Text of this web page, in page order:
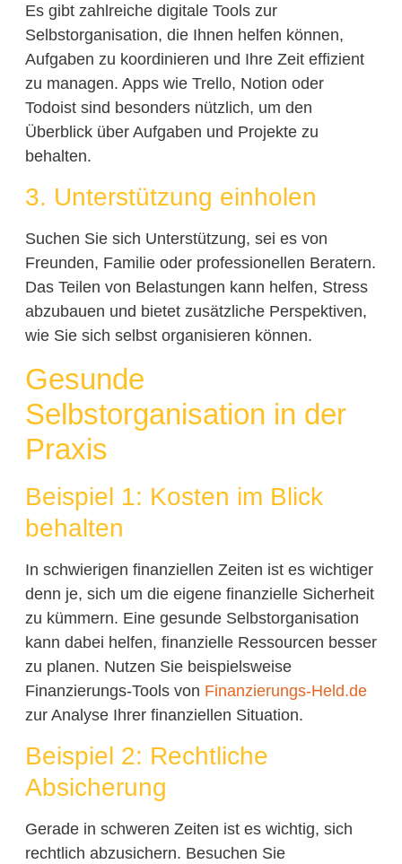
Es gibt zahlreiche digitale Tools zur
Selbstorganisation, die Ihnen helfen können,
Aufgaben zu koordinieren und Ihre Zeit effizient
zu managen. Apps wie Trello, Notion oder
Todoist sind besonders nützlich, um den
Überblick über Aufgaben und Projekte zu
behalten.
3. Unterstützung einholen
Suchen Sie sich Unterstützung, sei es von
Freunden, Familie oder professionellen Beratern.
Das Teilen von Belastungen kann helfen, Stress
abzubauen und bietet zusätzliche Perspektiven,
wie Sie sich selbst organisieren können.
Gesunde
Selbstorganisation in der
Praxis
Beispiel 1: Kosten im Blick
behalten
In schwierigen finanziellen Zeiten ist es wichtiger
denn je, sich um die eigene finanzielle Sicherheit
zu kümmern. Eine gesunde Selbstorganisation
kann dabei helfen, finanzielle Ressourcen besser
zu planen. Nutzen Sie beispielsweise
Finanzierungs-Tools von Finanzierungs-Held.de
zur Analyse Ihrer finanziellen Situation.
Beispiel 2: Rechtliche
Absicherung
Gerade in schweren Zeiten ist es wichtig, sich
rechtlich abzusichern. Besuchen Sie